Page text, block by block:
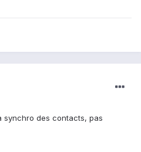
synchro des contacts, pas